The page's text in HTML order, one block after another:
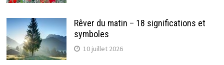
Rêver du matin – 18 significations et
symboles
10 juillet 2026